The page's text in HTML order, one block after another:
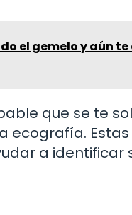
el gemelo y aún
que se te
ecografía.
a identificar